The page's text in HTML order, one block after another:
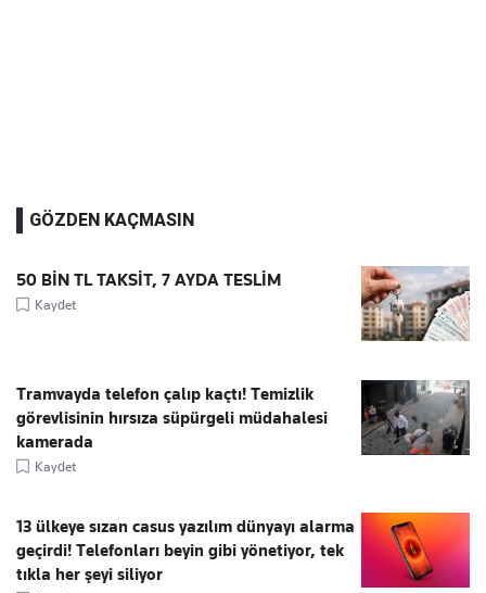
GÖZDEN KAÇMASIN
50 BİN TL TAKSİT, 7 AYDA TESLİM
Kaydet
Tramvayda telefon çalıp kaçtı! Temizlik
görevlisinin hırsıza süpürgeli müdahalesi
kamerada
Kaydet
13 ülkeye sızan casus yazılım dünyayı alarma
geçirdi! Telefonları beyin gibi yönetiyor, tek
tıkla her şeyi siliyor